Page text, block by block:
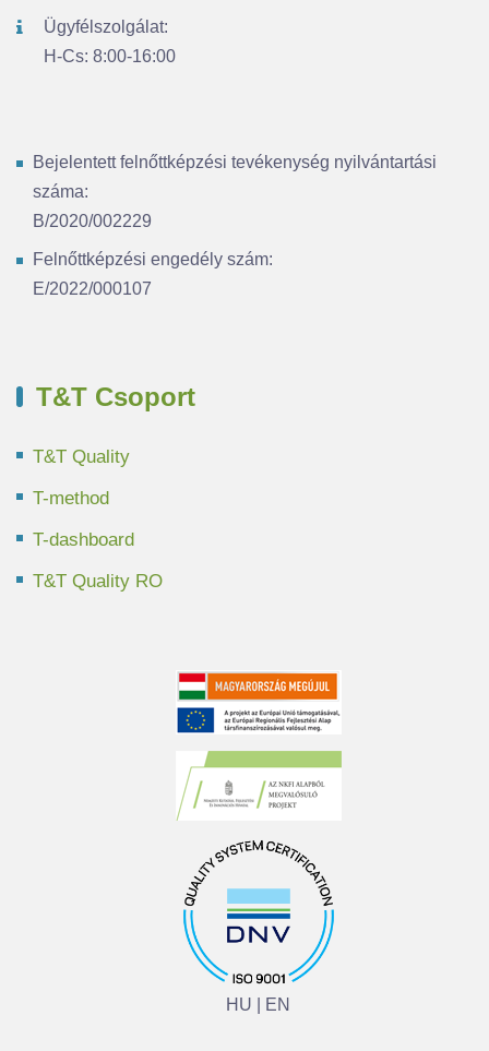
Ügyfélszolgálat:
H-Cs: 8:00-16:00
Bejelentett felnőttképzési tevékenység nyilvántartási
száma:
B/2020/002229
Felnőttképzési engedély szám:
E/2022/000107
T&T Csoport
T&T Quality
T-method
T-dashboard
T&T Quality RO
HU EN